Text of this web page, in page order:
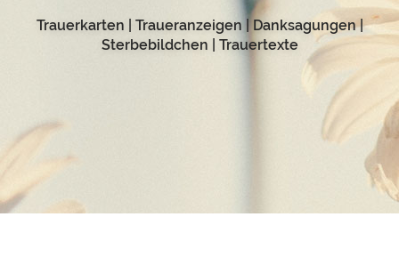
Trauerkarten Traueranzeigen |Danksagungen|
Sterbebildchen
Trauertexte